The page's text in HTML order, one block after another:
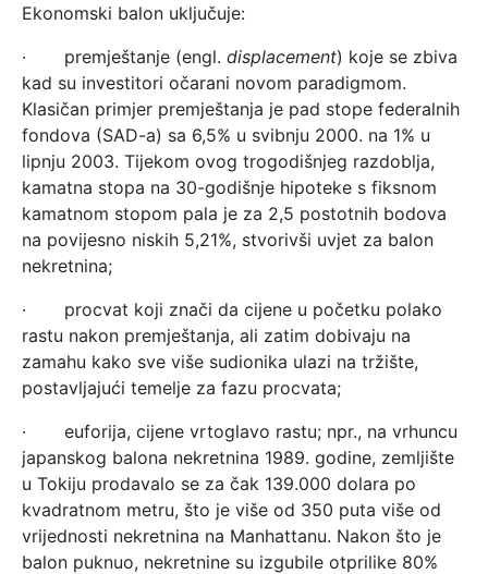
Ekonomski balon uključuje:
· premještanje (engl. displacement) koje se zbiva
kad su investitori očarani novom paradigmom.
Klasičan primjer premještanja je pad stope federalnih
fondova (SAD-a) sa 6,5% u svibnju 2000. na 1% u
lipnju 2003. Tijekom ovog trogodišnjeg razdoblja,
kamatna stopa na 30-godišnje hipoteke s fiksnom
kamatnom stopom pala je za 2,5 postotnih bodova
na povijesno niskih 5,21%, stvorivši uvjet za balon
nekretnina;
· procvat koji znači da cijene u početku polako
rastu nakon premještanja, ali zatim dobivaju na
zamahu kako sve više sudionika ulazi na tržište,
postavljajući temelje za fazu procvata;
· euforija, cijene vrtoglavo rastu; npr., na vrhuncu
japanskog balona nekretnina 1989. godine, zemljište
u Tokiju prodavalo se za čak 139.000 dolara po
kvadratnom metru, što je više od 350 puta više od
vrijednosti nekretnina na Manhattanu. Nakon što je
balon puknuo, nekretnine su izgubile otprilike 80%